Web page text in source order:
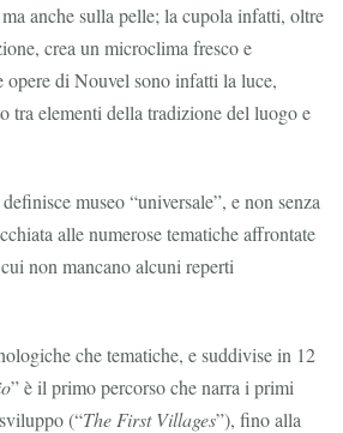
anche sulla pelle; la cupola infatti, oltre
crea un microclima fresco e
opere di Nouvel sono infatti la luce,
tra elementi della tradizione del luogo e
museo “universale”, e non senza
alle numerose tematiche affrontate
non mancano alcuni reperti
che tematiche, e suddivise in 12
” è il primo percorso che narra i primi
(“The First Villages”), fino alla